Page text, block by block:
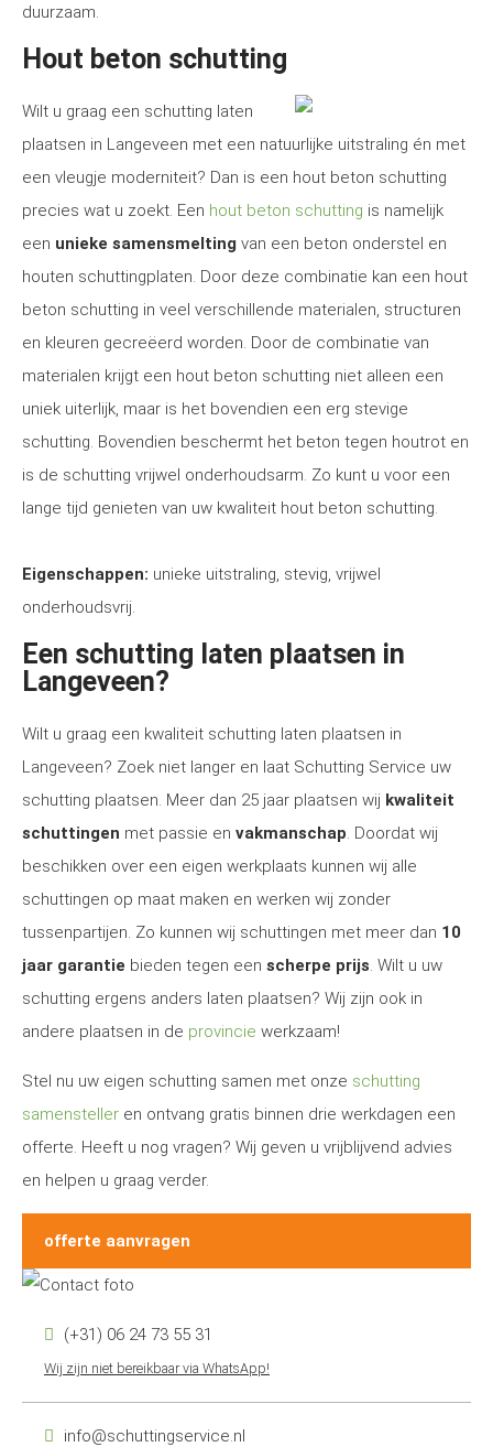
duurzaam.
Hout beton schutting
Wilt u graag een schutting laten
plaatsen in Langeveen met een natuurlijke uitstraling én met
een vleugje moderniteit? Dan is een hout beton schutting
precies wat u zoekt. Een hout beton schutting is namelijk
een unieke samensmelting van een beton onderstel en
houten schuttingplaten. Door deze combinatie kan een hout
beton schutting in veel verschillende materialen, structuren
en kleuren gecreëerd worden. Door de combinatie van
materialen krijgt een hout beton schutting niet alleen een
uniek uiterlijk, maar is het bovendien een erg stevige
schutting. Bovendien beschermt het beton tegen houtrot en
is de schutting vrijwel onderhoudsarm. Zo kunt u voor een
lange tijd genieten van uw kwaliteit hout beton schutting.
Eigenschappen: unieke uitstraling, stevig, vrijwel
onderhoudsvrij.
Een schutting laten plaatsen in
Langeveen?
Wilt u graag een kwaliteit schutting laten plaatsen in
Langeveen? Zoek niet langer en laat Schutting Service uw
schutting plaatsen. Meer dan 25 jaar plaatsen wij kwaliteit
schuttingen met passie en vakmanschap. Doordat wij
beschikken over een eigen werkplaats kunnen wij alle
schuttingen op maat maken en werken wij zonder
tussenpartijen. Zo kunnen wij schuttingen met meer dan 10
jaar garantie bieden tegen een scherpe prijs. Wilt u uw
schutting ergens anders laten plaatsen? Wij zijn ook in
andere plaatsen in de provincie werkzaam!
Stel nu uw eigen schutting samen met onze schutting
samensteller en ontvang gratis binnen drie werkdagen een
offerte. Heeft u nog vragen? Wij geven u vrijblijvend advies
en helpen u graag verder.
offerte aanvragen
(+31) 06 24 73 55 31
Wij zijn niet bereikbaar via WhatsApp!
info@schuttingservice.nl